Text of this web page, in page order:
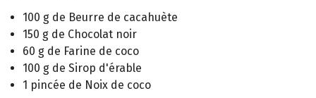
100 g de Beurre de cacahuète
150 g de Chocolat noir
60 g de Farine de coco
100 g de Sirop d'érable
1 pincée de Noix de coco